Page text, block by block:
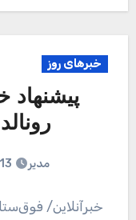
خبرهای روز
پیشنهاد
مدیر
خبرآنلاین/